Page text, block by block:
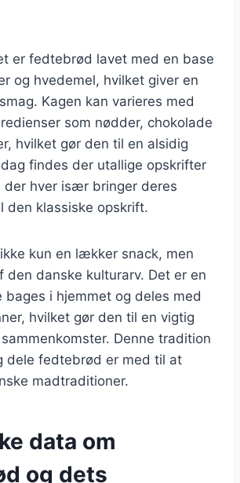
er fedtebrød lavet med en base
og hvedemel, hvilket giver en
Kagen kan varieres med
som nødder, chokolade
hvilket gør den til en alsidig
findes der utallige opskrifter
der hver især bringer deres
den klassiske opskrift.
kun en lækker snack, men
den danske kulturarv. Det er en
bages i hjemmet og deles med
hvilket gør den til en vigtig
Denne tradition
dele fedtebrød er med til at
madtraditioner.
data om
og dets